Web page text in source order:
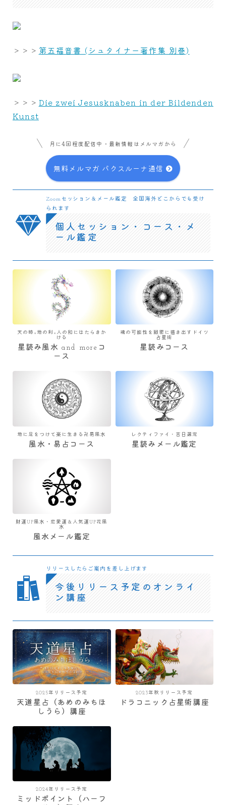
＞＞＞ 第五福音書 (シュタイナー著作集 別巻)
＞＞＞ Die zwei Jesusknaben in der Bildenden
Kunst
月に4回程度配信中・最新情報はメルマガから
無料メルマガ パクスルーナ通信
Zoomセッション＆メール鑑定 全国海外どこからでも受け
られます
個人セッション・コース・メ
ール鑑定
天の時×地の利×人の和にはたらきか
ける
星読み風水 and moreコ
ース
魂の可能性を緻密に描き出すドイツ
占星術
星読みコース
地に足をつけて楽に生きる卍易風水
風水・易占コース
レクティファイ・吉日選定
星読みメール鑑定
財運UP風水・恋愛運＆人気運UP花風
水
風水メール鑑定
リリースしたらご案内を差し上げます
今後リリース予定のオンライ
ン講座
2025年リリース予定
天道星占（あめのみちほ
しうら）講座
2023年秋リリース予定
ドラコニック占星術講座
2024年リリース予定
ミッドポイント（ハーフ